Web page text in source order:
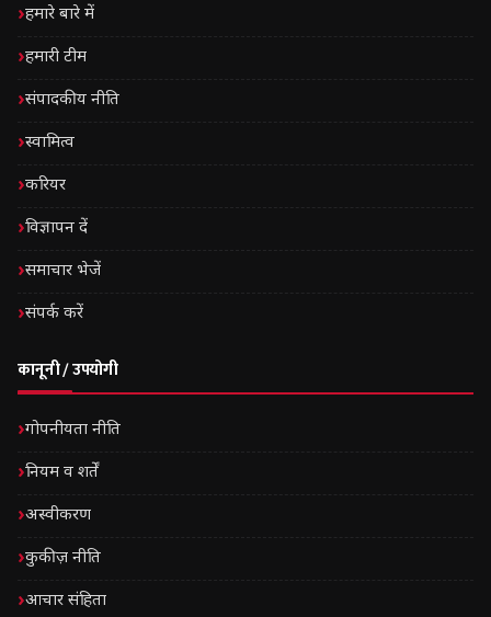
हमारे बारे में
हमारी टीम
संपादकीय नीति
स्वामित्व
करियर
विज्ञापन दें
समाचार भेजें
संपर्क करें
कानूनी / उपयोगी
गोपनीयता नीति
नियम व शर्तें
अस्वीकरण
कुकीज़ नीति
आचार संहिता